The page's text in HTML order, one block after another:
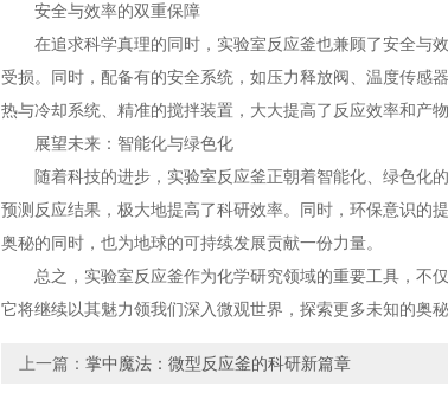
安全与效率的双重保障
在追求科学真理的同时，实验室反应釜也兼顾了安全与效
受损。同时，配备有的安全系统，如压力释放阀、温度传感
热与冷却系统、精准的搅拌装置，大大提高了反应效率和产
展望未来：智能化与绿色化
随着科技的进步，实验室反应釜正朝着智能化、绿色化的
预测反应结果，极大地提高了科研效率。同时，环保意识的
奥秘的同时，也为地球的可持续发展贡献一份力量。
总之，实验室反应釜作为化学研究领域的重要工具，不仅
它将继续以其魅力领我们深入微观世界，探索更多未知的奥秘
上一篇： 掌中魔法：微型反应釜的科研新篇章